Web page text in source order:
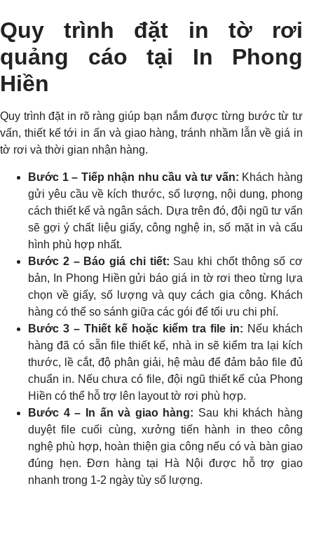
Quy trình đặt in tờ rơi
quảng cáo tại In Phong
Hiền
Quy trình đặt in rõ ràng giúp bạn nắm được từng bước từ tư
vấn, thiết kế tới in ấn và giao hàng, tránh nhầm lẫn về giá in
tờ rơi và thời gian nhận hàng.
Bước 1 – Tiếp nhận nhu cầu và tư vấn: Khách hàng
gửi yêu cầu về kích thước, số lượng, nội dung, phong
cách thiết kế và ngân sách. Dựa trên đó, đội ngũ tư vấn
sẽ gợi ý chất liệu giấy, công nghệ in, số mặt in và cấu
hình phù hợp nhất.
Bước 2 – Báo giá chi tiết: Sau khi chốt thông số cơ
bản, In Phong Hiền gửi báo giá in tờ rơi theo từng lựa
chọn về giấy, số lượng và quy cách gia công. Khách
hàng có thể so sánh giữa các gói để tối ưu chi phí.
Bước 3 – Thiết kế hoặc kiểm tra file in: Nếu khách
hàng đã có sẵn file thiết kế, nhà in sẽ kiểm tra lại kích
thước, lề cắt, độ phân giải, hệ màu để đảm bảo file đủ
chuẩn in. Nếu chưa có file, đội ngũ thiết kế của Phong
Hiền có thể hỗ trợ lên layout tờ rơi phù hợp.
Bước 4 – In ấn và giao hàng: Sau khi khách hàng
duyệt file cuối cùng, xưởng tiến hành in theo công
nghệ phù hợp, hoàn thiện gia công nếu có và bàn giao
đúng hẹn. Đơn hàng tại Hà Nội được hỗ trợ giao
nhanh trong 1-2 ngày tùy số lượng.